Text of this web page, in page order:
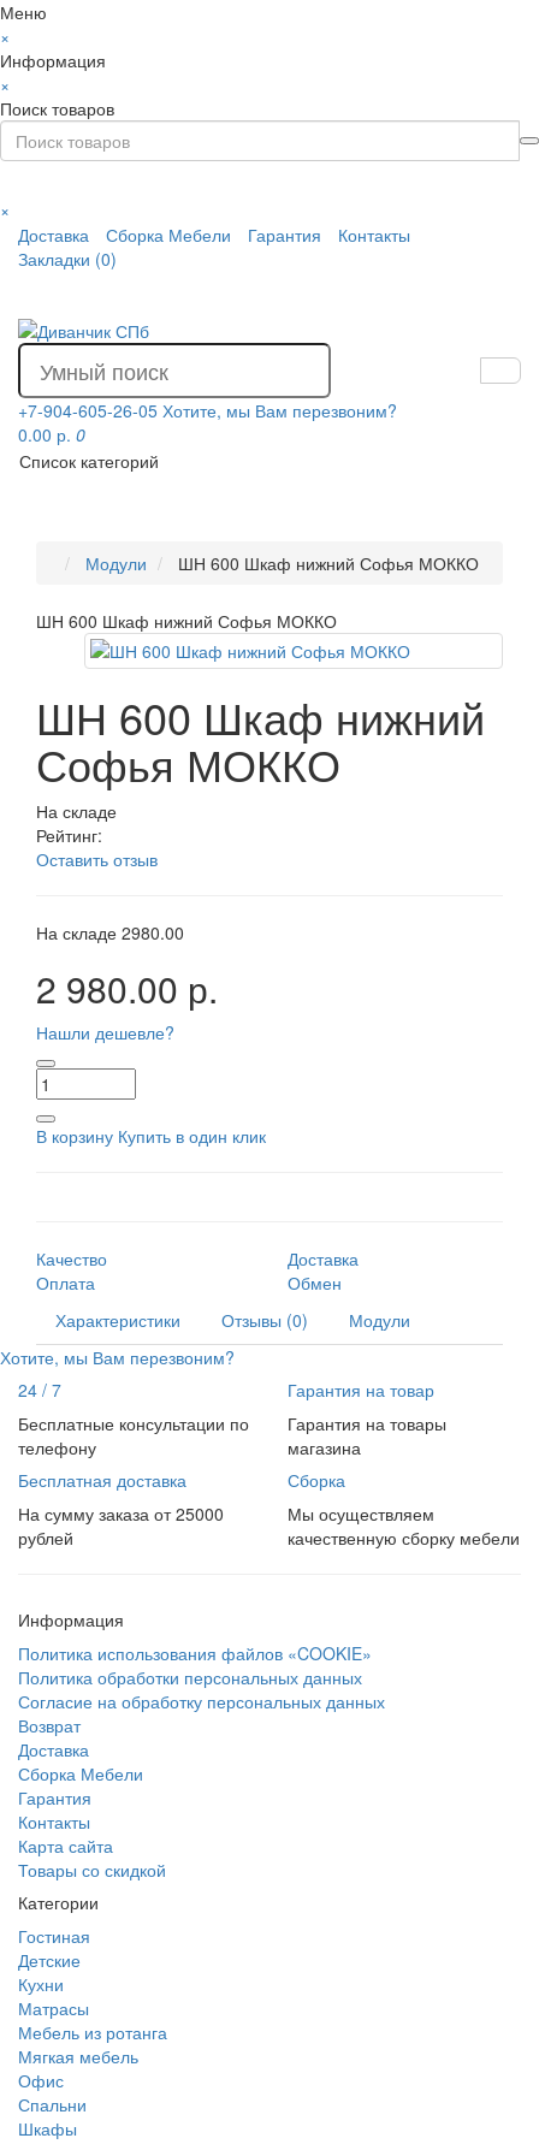
Меню
×
Информация
×
Поиск товаров
×
Доставка
Сборка Мебели Гарантия
Контакты
Закладки (0)
+7-904-605-26-05 Хотите, мы Вам перезвоним?
0.00 р. 0
Список категорий
Модули ШН 600 Шкаф нижний Софья МОККО
ШН 600 Шкаф нижний Софья МОККО
ШН 600 Шкаф нижний
Софья МОККО
На складе
Рейтинг:
Оставить отзыв
На складе 2980.00
2 980.00 р.
Нашли дешевле?
В корзину Купить в один клик
Качество
Доставка
Оплата
Обмен
Характеристики
Отзывы (0)
Модули
Хотите, мы Вам перезвоним?
24 / 7
Бесплатные консультации по
телефону
Гарантия на товар
Гарантия на товары
магазина
Бесплатная доставка
На сумму заказа от 25000
рублей
Сборка
Мы осуществляем
качественную сборку мебели
Информация
Политика использования файлов «COOKIE»
Политика обработки персональных данных
Согласие на обработку персональных данных
Возврат
Доставка
Сборка Мебели
Гарантия
Контакты
Карта сайта
Товары со скидкой
Категории
Гостиная
Детские
Кухни
Матрасы
Мебель из ротанга
Мягкая мебель
Офис
Спальни
Шкафы